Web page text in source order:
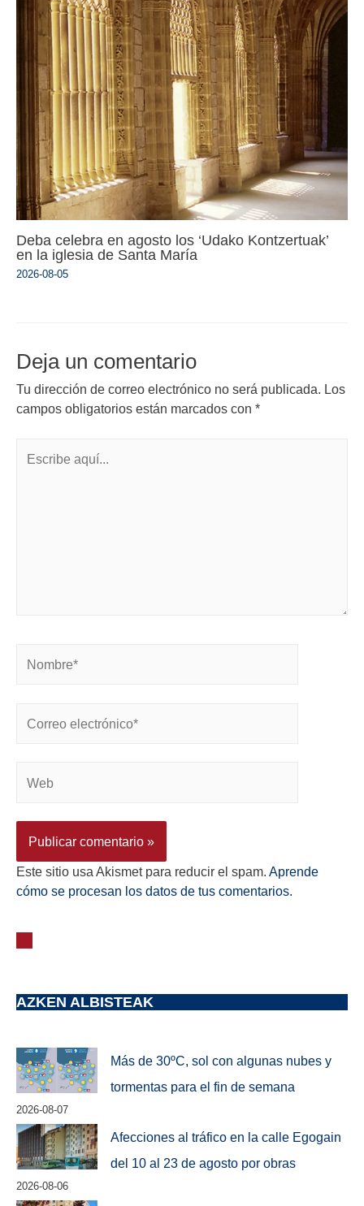
Deba celebra en agosto los ‘Udako Kontzertuak’
en la iglesia de Santa María
2026-08-05
Deja un comentario
Tu dirección de correo electrónico no será publicada. Los
campos obligatorios están marcados con *
Este sitio usa Akismet para reducir el spam. Aprende
cómo se procesan los datos de tus comentarios.
AZKEN ALBISTEAK
Más de 30ºC, sol con algunas nubes y
tormentas para el fin de semana
2026-08-07
Afecciones al tráfico en la calle Egogain
del 10 al 23 de agosto por obras
2026-08-06